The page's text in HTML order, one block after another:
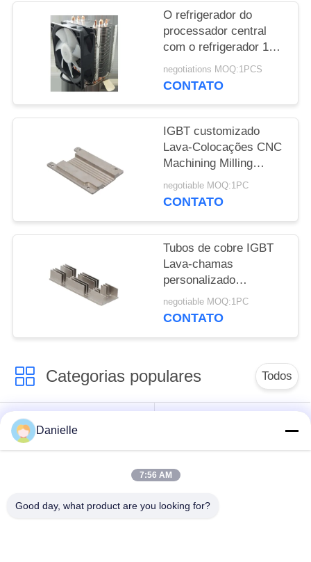
PRIVACY
POLICY
O refrigerador do
processador central
com o refrigerador 1u
do servidor do perfil
baixo do FÃ do RGB
negotiations MOQ:1PCS
CONTATO
IGBT customizado
Lava-Colocações CNC
Machining Milling
Turning Blend Alumínio
extrudido
negotiable MOQ:1PC
CONTATO
Tubos de cobre IGBT
Lava-chamas
personalizado
Preto/Vermelho/Azul/
negotiable MOQ:1PC
CONTATO
Categorias populares Todos
Die Castings
Alumínio
Danielle
7:56 AM
Good day, what product are you looking for?